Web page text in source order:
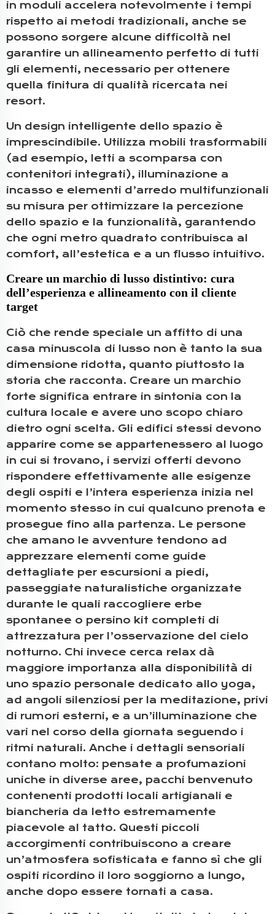
in moduli accelera notevolmente i tempi
rispetto ai metodi tradizionali, anche se
possono sorgere alcune difficoltà nel
garantire un allineamento perfetto di tutti
gli elementi, necessario per ottenere
quella finitura di qualità ricercata nei
resort.
Un design intelligente dello spazio è
imprescindibile. Utilizza mobili trasformabili
(ad esempio, letti a scomparsa con
contenitori integrati), illuminazione a
incasso e elementi d’arredo multifunzionali
su misura per ottimizzare la percezione
dello spazio e la funzionalità, garantendo
che ogni metro quadrato contribuisca al
comfort, all’estetica e a un flusso intuitivo.
Creare un marchio di lusso distintivo: cura
dell’esperienza e allineamento con il cliente
target
Ciò che rende speciale un affitto di una
casa minuscola di lusso non è tanto la sua
dimensione ridotta, quanto piuttosto la
storia che racconta. Creare un marchio
forte significa entrare in sintonia con la
cultura locale e avere uno scopo chiaro
dietro ogni scelta. Gli edifici stessi devono
apparire come se appartenessero al luogo
in cui si trovano, i servizi offerti devono
rispondere effettivamente alle esigenze
degli ospiti e l’intera esperienza inizia nel
momento stesso in cui qualcuno prenota e
prosegue fino alla partenza. Le persone
che amano le avventure tendono ad
apprezzare elementi come guide
dettagliate per escursioni a piedi,
passeggiate naturalistiche organizzate
durante le quali raccogliere erbe
spontanee o persino kit completi di
attrezzatura per l’osservazione del cielo
notturno. Chi invece cerca relax dà
maggiore importanza alla disponibilità di
uno spazio personale dedicato allo yoga,
ad angoli silenziosi per la meditazione, privi
di rumori esterni, e a un’illuminazione che
vari nel corso della giornata seguendo i
ritmi naturali. Anche i dettagli sensoriali
contano molto: pensate a profumazioni
uniche in diverse aree, pacchi benvenuto
contenenti prodotti locali artigianali e
biancheria da letto estremamente
piacevole al tatto. Questi piccoli
accorgimenti contribuiscono a creare
un’atmosfera sofisticata e fanno sì che gli
ospiti ricordino il loro soggiorno a lungo,
anche dopo essere tornati a casa.